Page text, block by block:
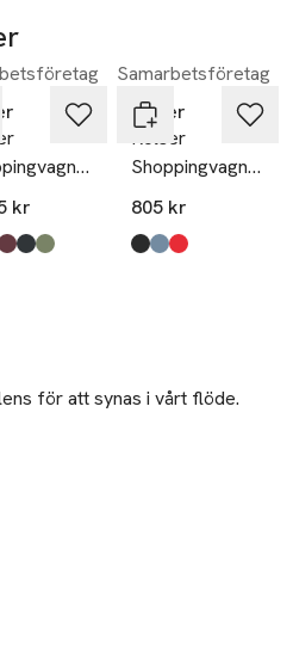
kr
finns i färgerna:
,,, ,
Samarbetsföretag
Rolser
Rolser
Shoppingvagn
Joy Ln
805 kr
Produkten finns i
svart,
havsblå
röd,
för att synas i vårt flöde.